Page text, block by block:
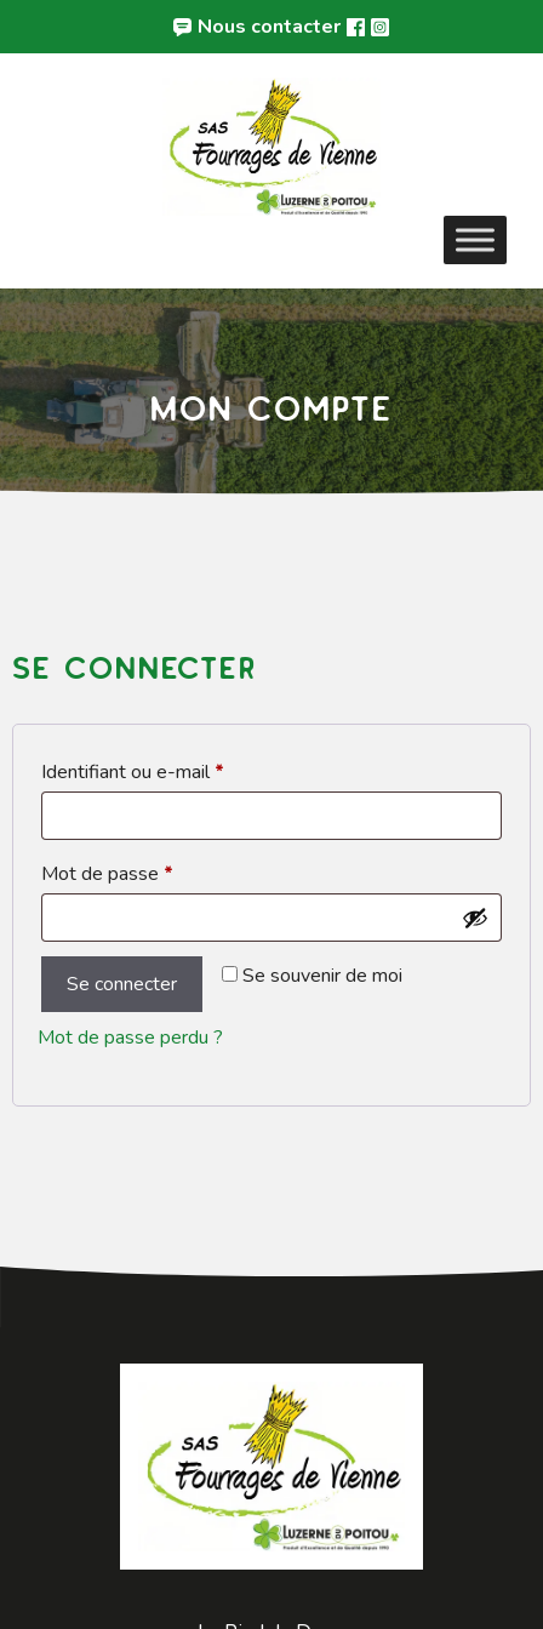
Nous contacter
Mon compte
Se connecter
Identifiant ou e-mail*
Mot de passe *
Se souvenir de moi
Se connecter
Mot de passe perdu ?
Panneau de gestion des cookies